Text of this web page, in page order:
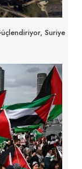
Suriye